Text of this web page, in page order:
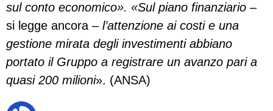
sul conto economico». «Sul piano finanziario –
si legge ancora – l’attenzione ai costi e una
gestione mirata degli investimenti abbiano
portato il Gruppo a registrare un avanzo pari a
quasi 200 milioni». (ANSA)